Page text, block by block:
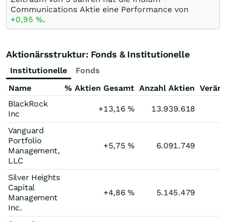
Communications Aktie eine Performance von
+0,95 %.
Aktionärsstruktur: Fonds & Institutionelle
Institutionelle
Fonds
Name
% Aktien Gesamt Anzahl Aktien
BlackRock
Inc
+13,16% 13.939.618
Vanguard
Portfolio
Management,
LLC
+5,75% 6.091.749
Silver Heights
Capital
Management
Inc.
+4,86% 5.145.479